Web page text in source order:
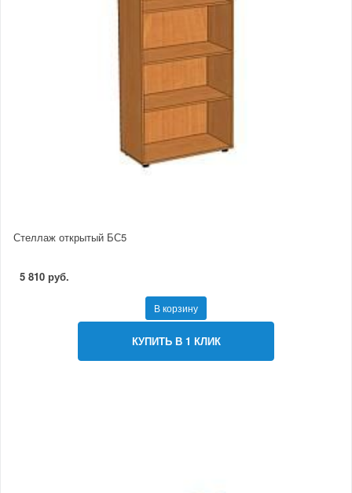
Стеллаж открытый БС5
5 810 руб.
В корзину
КУПИТЬ В 1 КЛИК